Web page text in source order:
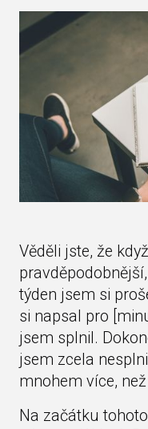
Věděli jste, že
týden jsem si
si napsal pro
jsem splnil.
jsem zcela
mnohem více,
Na začátku